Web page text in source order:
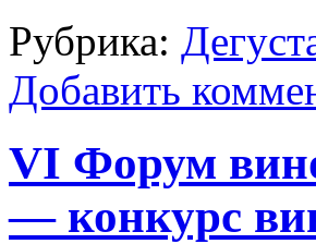
Рубрика:
Добавить
VI Форум
— конкурс